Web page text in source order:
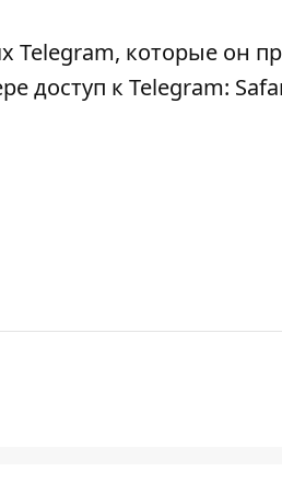
Telegram, которые он
доступ к Telegram: